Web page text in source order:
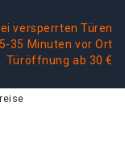
versperrten Türen
35 Minuten vor Ort
Türöffnung ab 30 €